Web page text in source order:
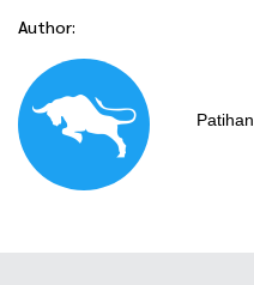
Author:
Patihan